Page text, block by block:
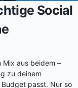
Social
Mix aus beidem –
zu deinem
passt. Nur so